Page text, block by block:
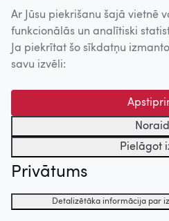
Ar Jūsu piekrišanu šajā vietnē
funkcionālās un analītiski
Ja piekrītat šo sīkdatņu
savu izvēli:
Pielāgot
Privātums
Detalizētāka informācija par